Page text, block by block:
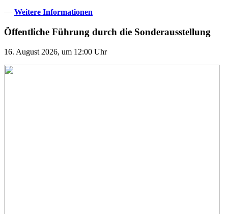
— Weitere Informationen
Öffentliche Führung durch die Sonderausstellung
16. August 2026, um 12:00 Uhr